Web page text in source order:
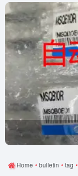
Home • bulletin • tag •